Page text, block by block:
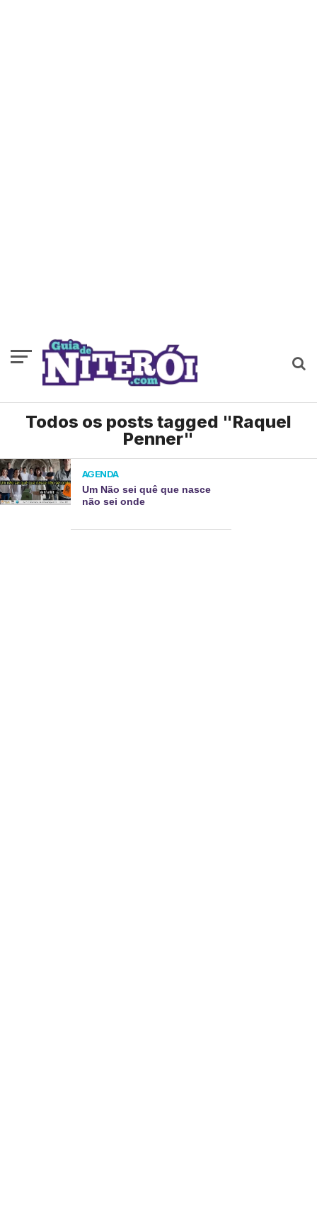
Todos os posts tagged "Raquel
Penner"
AGENDA
Um Não sei quê que nasce
não sei onde